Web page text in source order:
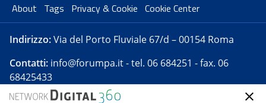
About Tags Privacy & Cookie Cookie Center
Indirizzo:Via del Porto Fluviale 67/d – 00154 Roma
Contatti: info@forumpa.it- tel. 06 684251 - fax. 06
68425433